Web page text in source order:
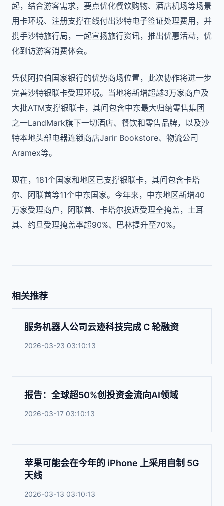
起，结合游客需求，要点优化餐饮购物、酒店机场等场景
用卡环境、注册支撑在线付出沙特电子签证处理费用，并
携手沙特旅行局，一起宣扬旅行资讯，推出优惠活动，优
化到访游客消费体会。
凭仗阿拉伯国家银行的优势商场位置，此次协作将进一步
完善沙特银联卡受理环境。当地将新增超越3万家商户及
大批ATM支撑银联卡，其间包含中东最大归纳零售集团
之一LandMark旗下一切酒店、餐饮和零售品牌，以及沙
特本地头部电器连锁商店Jarir Bookstore、物流公司
Aramex等。
现在，181个国家和地区已支撑银联卡，其间包含卡塔
尔、阿联酋等11个中东国家。今年来，中东地区新增40
万家受理商户，阿联酋、卡塔尔挨近受理全掩盖，土耳
其、约旦受理掩盖率超90%、巴林提升至70%。
相关推荐
服务机器人公司云迹科技完成 C 轮融资
2026-03-23 03:10:13
报告：全球超50%创投资金流向AI领域
2026-03-17 03:10:13
苹果可能会在今年的 iPhone 上采用自制 5G
天线
2026-03-13 03:10:13